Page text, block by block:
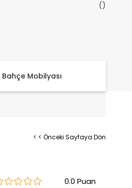
Bahçe Mobilyası
< < Önceki Sayfaya Dön
0.0